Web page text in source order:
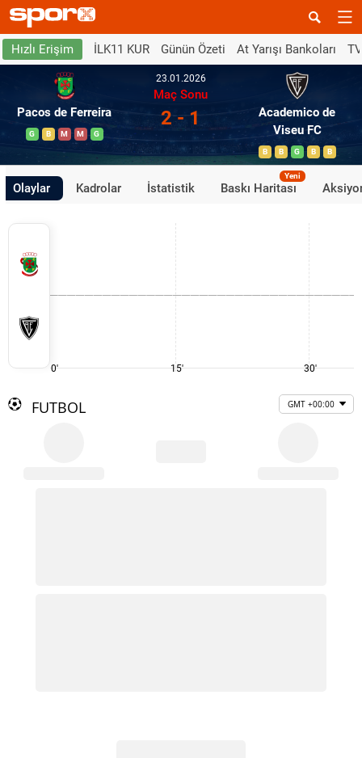
Hızlı Erişim İLK11 KUR Günün Özeti At Yarışı Bankoları
Pacos de Ferreira
G B M M G
23.01.2026
Maç Sonu
2 - 1
Academico de
Viseu FC
B B G B B
Olaylar Kadrolar İstatistik Baskı Haritası
Yeni
0' 15' 30'
FUTBOL GMT +00:00